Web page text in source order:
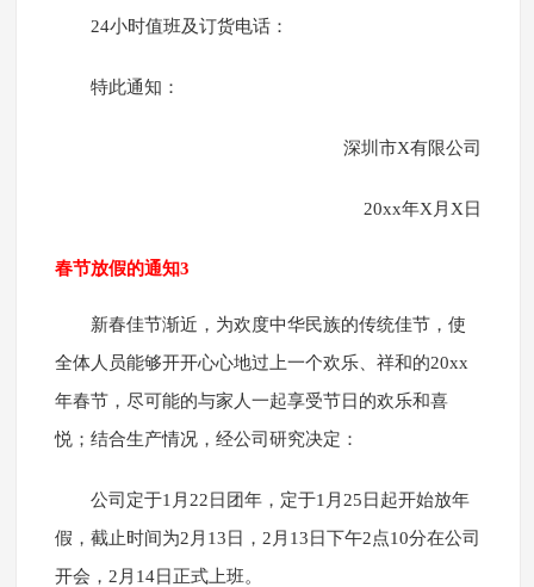
24小时值班及订货电话：
特此通知：
深圳市X有限公司
20xx年X月X日
春节放假的通知3
新春佳节渐近，为欢度中华民族的传统佳节，使
全体人员能够开开心心地过上一个欢乐、祥和的20xx
年春节，尽可能的与家人一起享受节日的欢乐和喜
悦；结合生产情况，经公司研究决定：
公司定于1月22日团年，定于1月25日起开始放年
假，截止时间为2月13日，2月13日下午2点10分在公司
开会，2月14日正式上班。